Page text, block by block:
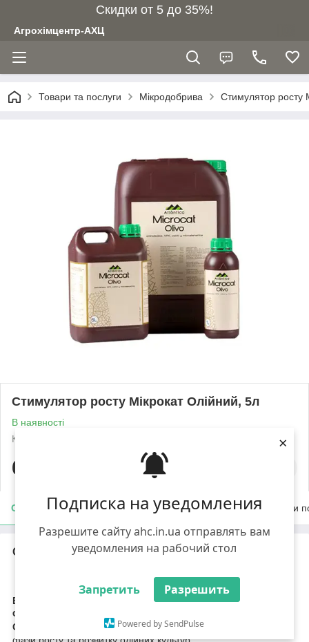
Подписка на уведомления
Разрешите сайту ahc.in.ua отправлять вам
уведомления на рабочий стол
Запретить Разрешить
Powered by SendPulse
×
Скидки от 5 до 35%!
Агрохімцентр-АХЦ
Товари та послуги Мікродобрива Стимулятор росту
Стимулятор росту Мікрокат Олійний, 5л
В наявності
Код: 1168
637
Опис Характеристики Доставка Оплата Умови
Опис
Мікрокат Олійний, 5л
Виробник:
"Atlantica Agricola" (Іспанія)
Фізичний стан
Спосіб застосування: позакореневі підживлення у критичні